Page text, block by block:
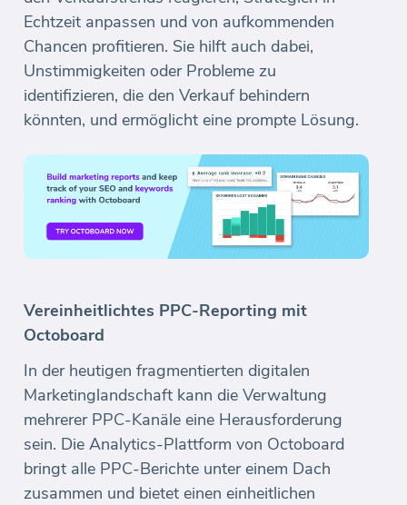
Echtzeit anpassen und von aufkommenden
Chancen profitieren. Sie hilft auch dabei,
Unstimmigkeiten oder Probleme zu
identifizieren, die den Verkauf behindern
könnten, und ermöglicht eine prompte Lösung.
Vereinheitlichtes PPC-Reporting mit
Octoboard
In der heutigen fragmentierten digitalen
Marketinglandschaft kann die Verwaltung
mehrerer PPC-Kanäle eine Herausforderung
sein. Die Analytics-Plattform von Octoboard
bringt alle PPC-Berichte unter einem Dach
zusammen und bietet einen einheitlichen